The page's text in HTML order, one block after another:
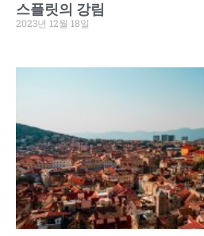
스플릿의 강림
2023년 12월 18일